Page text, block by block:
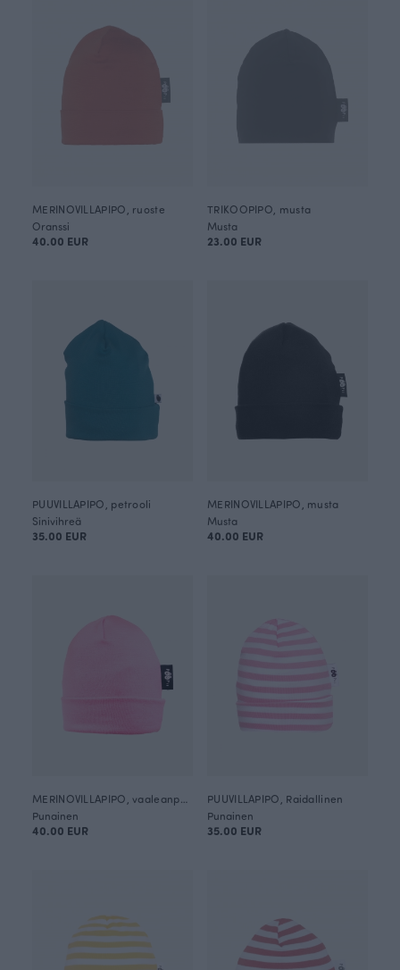
MERINOVILLAPIPO, ruoste
Oranssi
40.00 EUR
TRIKOOPIPO, musta
Musta
23.00 EUR
PUUVILLAPIPO, petrooli
Sinivihreä
35.00 EUR
MERINOVILLAPIPO, musta
Musta
40.00 EUR
Punainen
40.00 EUR
PUUVILLAPIPO, Raidallinen
Punainen
35.00 EUR